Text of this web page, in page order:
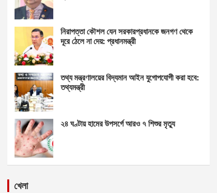
নিরাপত্তা কৌশল যেন সরকারপ্রধানকে জনগণ থেকে
দূরে ঠেলে না দেয়: প্রধানমন্ত্রী
তথ্য মন্ত্রণালয়ের বিদ্যমান আইন যুগোপযোগী করা হবে:
তথ্যমন্ত্রী
২৪ ঘণ্টায় হামের উপসর্গে আরও ৭ শিশুর মৃত্যু
খেলা